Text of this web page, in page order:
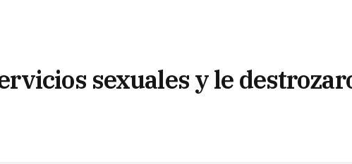
sexuales y le